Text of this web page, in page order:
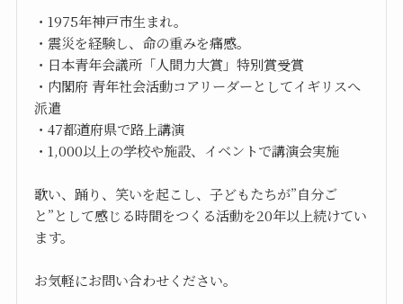
・1975年神戸市生まれ。
・震災を経験し、命の重みを痛感。
・日本青年会議所「人間力大賞」特別賞受賞
・内閣府 青年社会活動コアリーダーとしてイギリスへ
派遣
・47都道府県で路上講演
・1,000以上の学校や施設、イベントで講演会実施
歌い、踊り、笑いを起こし、子どもたちが”自分ご
と”として感じる時間をつくる活動を20年以上続けてい
ます。
お気軽にお問い合わせください。